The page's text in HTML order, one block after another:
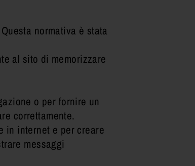
normativa è stata
al sito di memorizzare
o per fornire un
correttamente.
in internet e per creare
messaggi